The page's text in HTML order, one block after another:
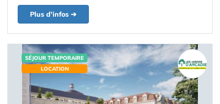
Plus d'infos ➔
SÉJOUR TEMPORAIRE
LOCATION